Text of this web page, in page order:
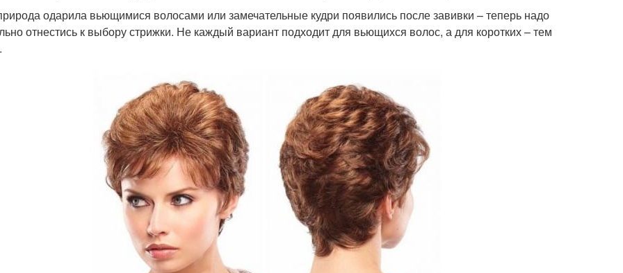
одарила вьющимися волосами или замечательные кудри появились после завивки – теперь надо
отнестись к выбору стрижки. Не каждый вариант подходит для вьющихся волос, а для коротких – тем